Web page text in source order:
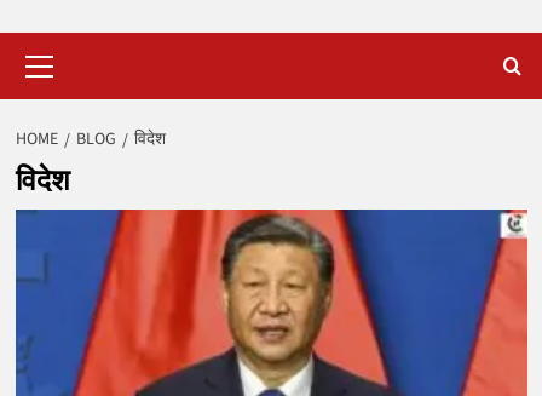
Menu
HOME BLOG विदेश
विदेश